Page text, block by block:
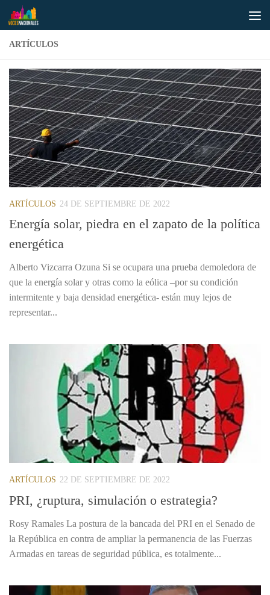
Saltar al contenido
ARTÍCULOS
ARTÍCULOS 24 DE SEPTIEMBRE DE 2022
Energía solar, piedra en el zapato de la política
energética
Alberto Vizcarra Ozuna Si se ocupara una prueba demoledora de
que la energía solar y otras como la eólica –por su condición
intermitente y baja densidad energética- están muy lejos de
representar...
ARTÍCULOS 22 DE SEPTIEMBRE DE 2022
PRI, ¿ruptura, simulación o estrategia?
Rosy Ramales La postura de la bancada del PRI en el Senado de
la República en contra de ampliar la permanencia de las Fuerzas
Armadas en tareas de seguridad pública, es totalmente...